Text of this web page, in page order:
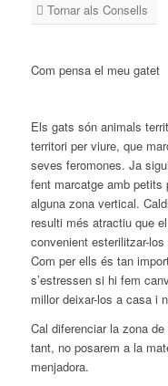
Tornar als Consells
Com pensa el meu gatet
Els gats són animals
territori per viure, que
seves feromones. Ja
fent marcatge amb petits
alguna zona vertical.
resulti més atractiu que
convenient esterilitzar-
Com per ells és tan
s’estressen si hi fem
millor deixar-los a casa i
Cal diferenciar la zona
tant, no posarem a la
menjadora.